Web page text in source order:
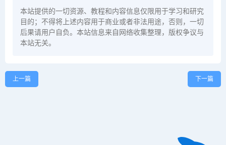
本站提供的一切资源、教程和内容信息仅限用于学习和研究
目的；不得将上述内容用于商业或者非法用途，否则，一切
后果请用户自负。本站信息来自网络收集整理，版权争议与
本站无关。
上一篇 下一篇